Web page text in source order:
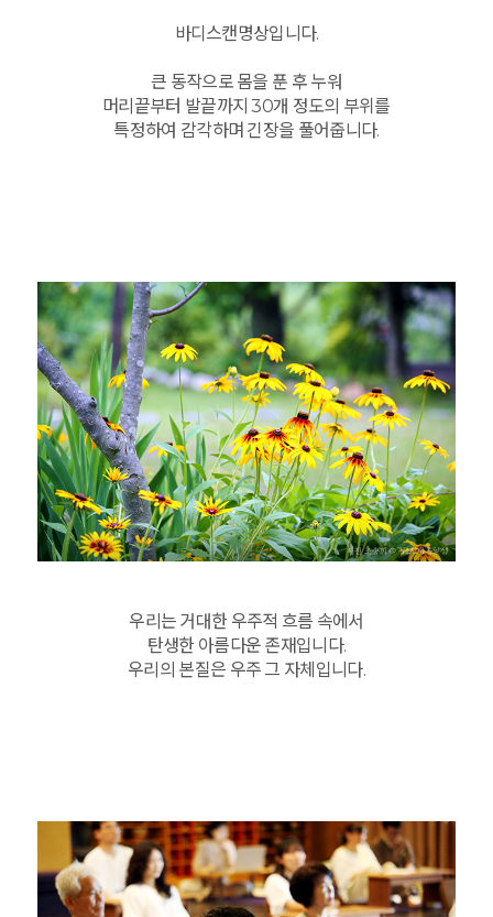
바디스캔명상입니다.
큰 동작으로 몸을 푼 후 누워
머리끝부터 발끝까지 30개 정도의 부위를
특정하여 감각하며 긴장을 풀어줍니다.
우리는 거대한 우주적 흐름 속에서
탄생한 아름다운 존재입니다.
우리의 본질은 우주 그 자체입니다.